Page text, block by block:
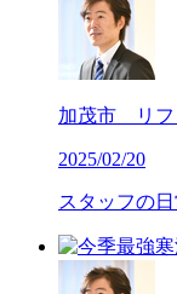
加茂市 リフ
2025/02/20
スタッフの日